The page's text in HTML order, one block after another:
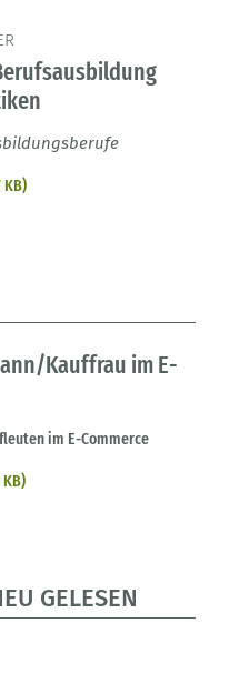
KB)
Kauffrau im E-
im E-Commerce
GELESEN